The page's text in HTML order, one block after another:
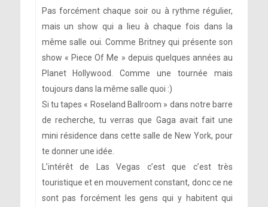
Pas forcément chaque soir ou à rythme régulier,
mais un show qui a lieu à chaque fois dans la
même salle oui. Comme Britney qui présente son
show « Piece Of Me » depuis quelques années au
Planet Hollywood. Comme une tournée mais
toujours dans la même salle quoi :)
Si tu tapes « Roseland Ballroom » dans notre barre
de recherche, tu verras que Gaga avait fait une
mini résidence dans cette salle de New York, pour
te donner une idée.
L’intérêt de Las Vegas c’est que c’est très
touristique et en mouvement constant, donc ce ne
sont pas forcément les gens qui y habitent qui